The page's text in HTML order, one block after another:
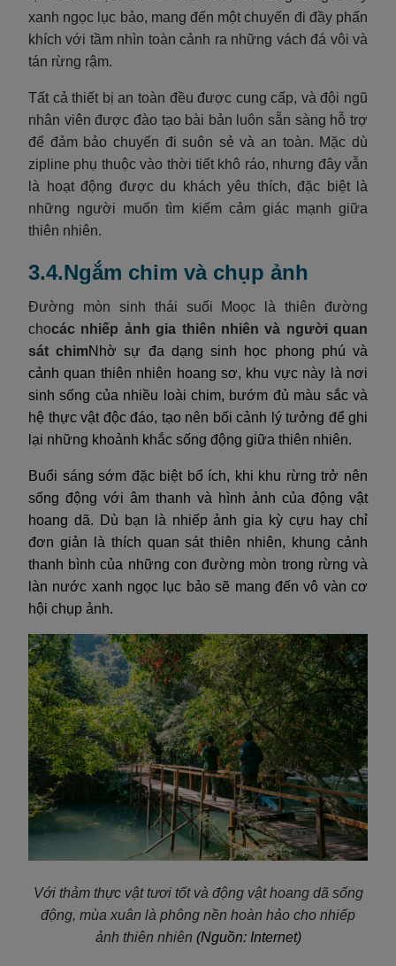
xanh ngọc lục bảo, mang đến một chuyến đi đầy phấn
khích với tầm nhìn toàn cảnh ra những vách đá vôi và
tán rừng rậm.
Tất cả thiết bị an toàn đều được cung cấp, và đội ngũ
nhân viên được đào tạo bài bản luôn sẵn sàng hỗ trợ
để đảm bảo chuyến đi suôn sẻ và an toàn. Mặc dù
zipline phụ thuộc vào thời tiết khô ráo, nhưng đây vẫn
là hoạt động được du khách yêu thích, đặc biệt là
những người muốn tìm kiếm cảm giác mạnh giữa
thiên nhiên.
3.4.Ngắm chim và chụp ảnh
Đường mòn sinh thái suối Moọc là thiên đường
chocác nhiếp ảnh gia thiên nhiên và người quan
sát chimNhờ sự đa dạng sinh học phong phú và
cảnh quan thiên nhiên hoang sơ, khu vực này là nơi
sinh sống của nhiều loài chim, bướm đủ màu sắc và
hệ thực vật độc đáo, tạo nên bối cảnh lý tưởng để ghi
lại những khoảnh khắc sống động giữa thiên nhiên.
Buổi sáng sớm đặc biệt bổ ích, khi khu rừng trở nên
sống động với âm thanh và hình ảnh của động vật
hoang dã. Dù bạn là nhiếp ảnh gia kỳ cựu hay chỉ
đơn giản là thích quan sát thiên nhiên, khung cảnh
thanh bình của những con đường mòn trong rừng và
làn nước xanh ngọc lục bảo sẽ mang đến vô vàn cơ
hội chụp ảnh.
Với thảm thực vật tươi tốt và động vật hoang dã sống
động, mùa xuân là phông nền hoàn hảo cho nhiếp
ảnh thiên nhiên (Nguồn: Internet)